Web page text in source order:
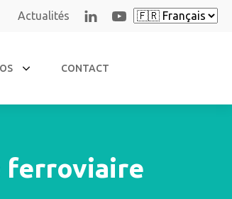
Actualités
CONTACT
ferroviaire